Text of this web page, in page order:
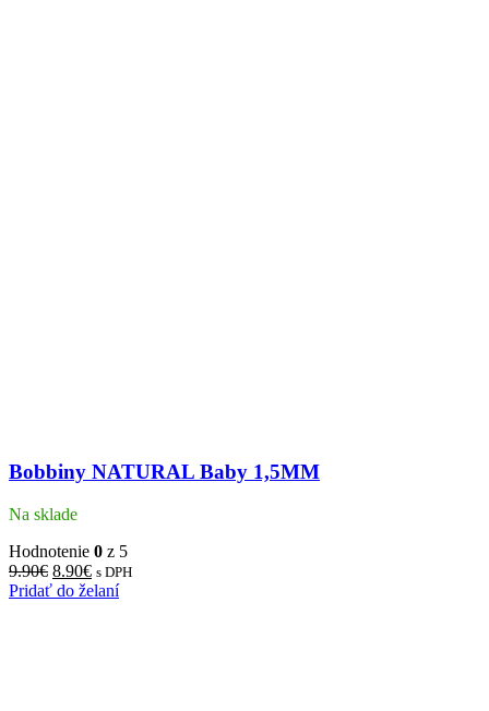
Bobbiny NATURAL Baby 1,5MM
Na sklade
Hodnotenie 0 z 5
9.90€ 8.90€ s DPH
Pridať do želaní